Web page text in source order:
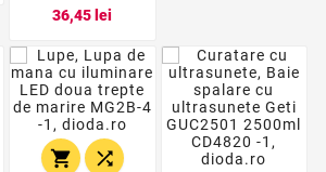
36,45 lei
 